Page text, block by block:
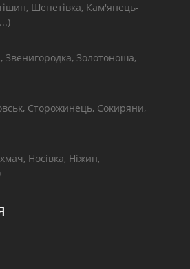
Шепетівка, Кам'янець-
Звенигородка, Золотоноша,
Сторожинець, Сокиряни,
Носівка, Ніжин,